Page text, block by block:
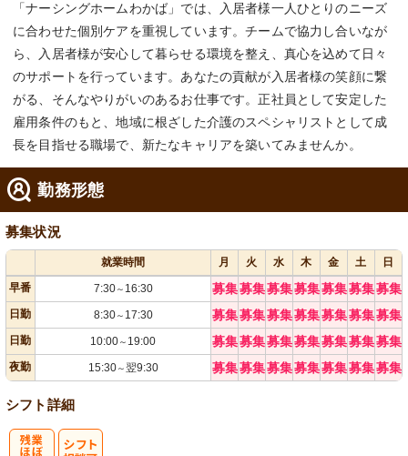
「ナーシングホームわかば」では、入居者様一人ひとりのニーズ
に合わせた個別ケアを重視しています。チームで協力し合いなが
ら、入居者様が安心して暮らせる環境を整え、真心を込めて日々
のサポートを行っています。あなたの貢献が入居者様の笑顔に繋
がる、そんなやりがいのあるお仕事です。正社員として安定した
雇用条件のもと、地域に根ざした介護のスペシャリストとして成
長を目指せる職場で、新たなキャリアを築いてみませんか。
勤務形態
募集状況
就業時間 月 火 水 木 金 土
日
早番
7:30～ 16:30 募集募集募集募集募集募集募集
日勤 8:30～ 17:30 募集募集募集募集募集募集募集
日勤 10:00～ 19:00 募集募集募集募集募集募集募集
夜勤 15:30～翌9:30 募集募集募集募集募集募集募集
シフト詳細